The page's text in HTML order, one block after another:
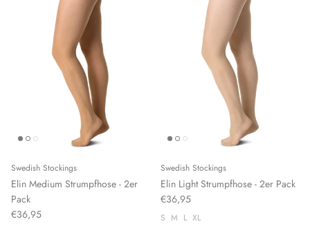
Swedish Stockings
Elin Medium Strumpfhose - 2er
Pack
€36,95
Swedish Stockings
Elin Light Strumpfhose - 2er Pack
€36,95
S M L XL